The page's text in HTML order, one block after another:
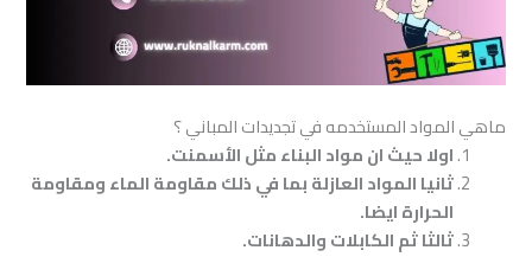
ماهي المواد المستخدمه في تجديدات المباني ؟
اولا حيث ان مواد البناء مثل الأسمنت.
ثانيا المواد العازلة بما في ذلك مقاومة الماء ومقاومة
الحرارة ايضا.
ثالثا ثم الكابلات والدهانات.